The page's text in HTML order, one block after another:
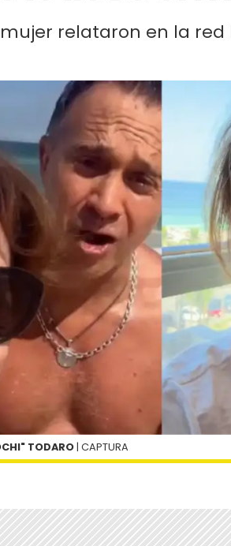
relataron en la
TODARO | CAPTURA